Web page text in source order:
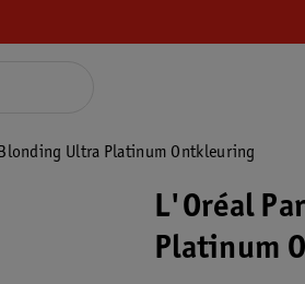
Ultra Platinum Ontkleuring
L'Oréal
Platinum